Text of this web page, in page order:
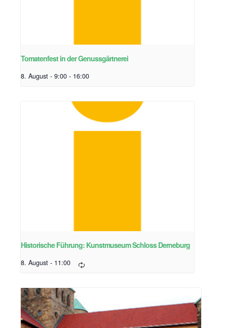
Tomatenfest in der Genussgärtnerei
8. August - 9:00 - 16:00
Historische Führung: Kunstmuseum Schloss Derneburg
8. August - 11:00